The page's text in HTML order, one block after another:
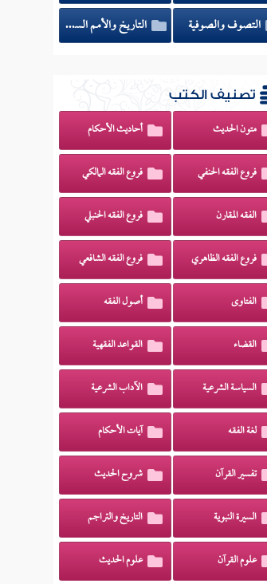
التصوف والصوفية
التاريخ والأمم السابقة
تصنيف الكتب
متون الحديث أحاديث الأحكام
فروع الفقه الحنفي فروع الفقه المالكي
الفقه المقارن فروع الفقه الحنبلي
فروع الفقه الظاهري فروع الفقه الشافعي
الفتاوى أصول الفقه
القضاء القواعد الفقهية
السياسة الشرعية الآداب الشرعية
لغة الفقه آيات الأحكام
تفسير القرآن شروح الحديث
السيرة النبوية التاريخ والتراجم
علوم القرآن علوم الحديث